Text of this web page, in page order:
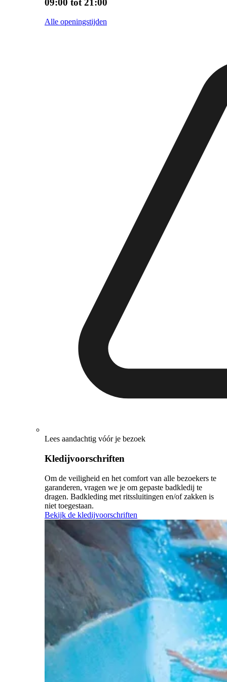
Alle openingstijden
Lees aandachtig vóór je bezoek
Kledijvoorschriften
Om de veiligheid en het comfort van alle bezoekers te
garanderen, vragen we je om gepaste badkledij te
dragen. Badkleding met ritssluitingen en/of zakken is
niet toegestaan.
Bekijk de kledijvoorschriften